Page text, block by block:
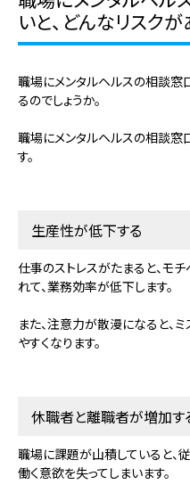
いと、どんなリスクが
職場にメンタルヘルスの相談窓
るのでしょうか。
職場にメンタルヘルスの相談窓
す。
生産性が低下する
仕事のストレスがたまると、モ
れて、業務効率が低下します。
また、注意力が散漫になると、
やすくなります。
休職者と離職者が増加す
職場に課題が山積していると、
働く意欲を失ってしまいます。